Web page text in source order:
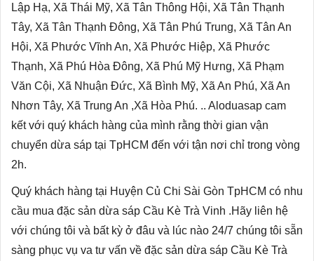
Lập Hạ, Xã Thái Mỹ, Xã Tân Thông Hội, Xã Tân Thạnh
Tây, Xã Tân Thạnh Đông, Xã Tân Phú Trung, Xã Tân An
Hội, Xã Phước Vĩnh An, Xã Phước Hiệp, Xã Phước
Thạnh, Xã Phú Hòa Đông, Xã Phú Mỹ Hưng, Xã Phạm
Văn Cội, Xã Nhuận Đức, Xã Bình Mỹ, Xã An Phú, Xã An
Nhơn Tây, Xã Trung An ,Xã Hòa Phú. .. Aloduasap cam
kết với quý khách hàng của mình rằng thời gian vận
chuyển dừa sáp tại TpHCM đến với tận nơi chỉ trong vòng
2h.
Quý khách hàng tại Huyện Củ Chi Sài Gòn TpHCM có nhu
cầu mua đặc sản dừa sáp Cầu Kè Trà Vinh .Hãy liên hệ
với chúng tôi và bất kỳ ở đâu và lúc nào 24/7 chúng tôi sẵn
sàng phục vụ va tư vấn về đặc sản dừa sáp Cầu Kè Trà